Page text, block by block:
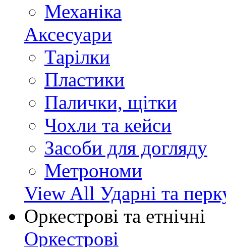
Механіка
Аксесуари
Тарілки
Пластики
Палички, щітки
Чохли та кейси
Засоби для догляду
Метрономи
View All Ударні та
Оркестрові та етнічні
Оркестрові